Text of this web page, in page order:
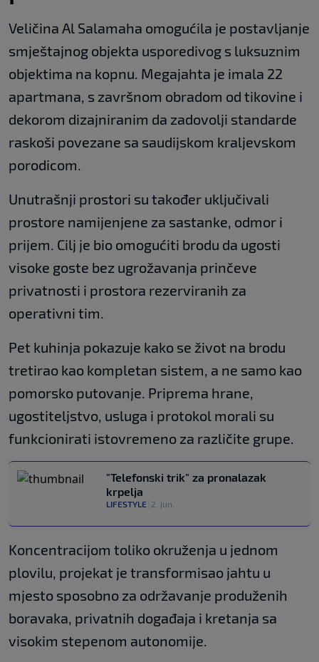
Veličina Al Salamaha omogućila je postavljanje
smještajnog objekta usporedivog s luksuznim
objektima na kopnu. Megajahta je imala 22
apartmana, s završnom obradom od tikovine i
dekorom dizajniranim da zadovolji standarde
raskoši povezane sa saudijskom kraljevskom
porodicom.
Unutrašnji prostori su također uključivali
prostore namijenjene za sastanke, odmor i
prijem. Cilj je bio omogućiti brodu da ugosti
visoke goste bez ugrožavanja prinčeve
privatnosti i prostora rezerviranih za
operativni tim.
Pet kuhinja pokazuje kako se život na brodu
tretirao kao kompletan sistem, a ne samo kao
pomorsko putovanje. Priprema hrane,
ugostiteljstvo, usluga i protokol morali su
funkcionirati istovremeno za različite grupe.
"Telefonski trik" za pronalazak
krpelja
LIFESTYLE 2. jun.
Koncentracijom toliko okruženja u jednom
plovilu, projekat je transformisao jahtu u
mjesto sposobno za održavanje produženih
boravaka, privatnih događaja i kretanja sa
visokim stepenom autonomije.